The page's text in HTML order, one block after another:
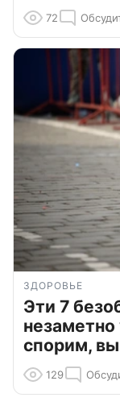
72
ЗДОРОВЬЕ
Эти 7
спорим,
129